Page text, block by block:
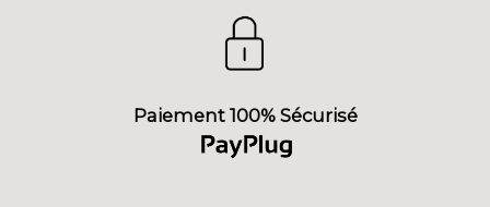
Paiement 100% Sécurisé